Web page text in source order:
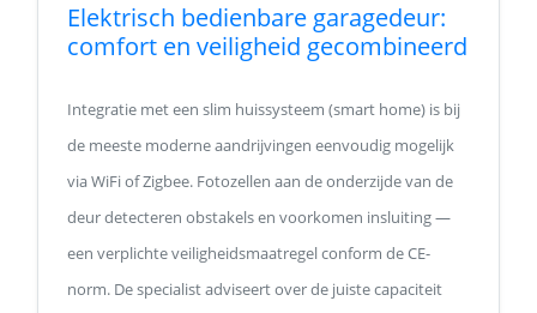
Elektrisch bedienbare garagedeur:
comfort en veiligheid gecombineerd
Integratie met een slim huissysteem (smart home) is bij
de meeste moderne aandrijvingen eenvoudig mogelijk
via WiFi of Zigbee. Fotozellen aan de onderzijde van de
deur detecteren obstakels en voorkomen insluiting —
een verplichte veiligheidsmaatregel conform de CE-
norm. De specialist adviseert over de juiste capaciteit